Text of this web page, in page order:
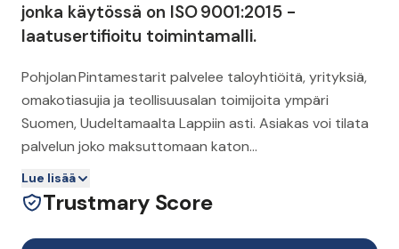
jonka käytössä on ISO 9001:2015 -
laatusertifioitu toimintamalli.
Pohjolan Pintamestarit palvelee taloyhtiöitä, yrityksiä,
omakotiasujia ja teollisuusalan toimijoita ympäri
Suomen, Uudeltamaalta Lappiin asti. Asiakas voi tilata
palvelun joko maksuttomaan katon
kuntotarkastukseen tai pyytää tarjouksen, jonka
jälkeen paikallinen pintamestari suorittaa työn
sovitussa aikataulussa, usein ilman suuria purkutöitä ja
kilpailukykyisillä hinnoilla.
Lue lisää
Trustmary Score